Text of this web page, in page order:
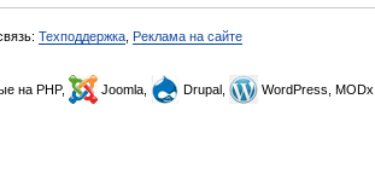
Техподдержка Реклама на сайте
на PHP, Joomla, Drupal, WordPress, MODx.